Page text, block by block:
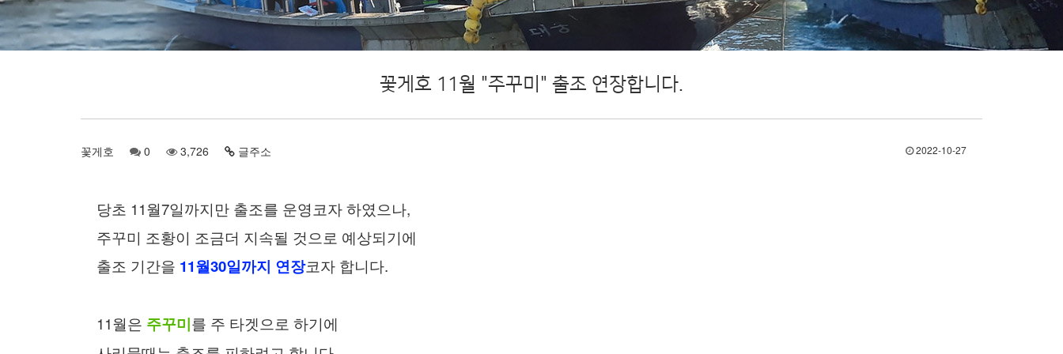
꽃게호 11월 "주꾸미" 출조 연장합니다.
꽃게호 0 3,726 글주소 2022-10-27
당초 11월7일까지만 출조를 운영코자 하였으나,
주꾸미 조황이 조금더 지속될 것으로 예상되기에
출조 기간을 11월30일까지 연장코자 합니다.
11월은 주꾸미를 주 타겟으로 하기에